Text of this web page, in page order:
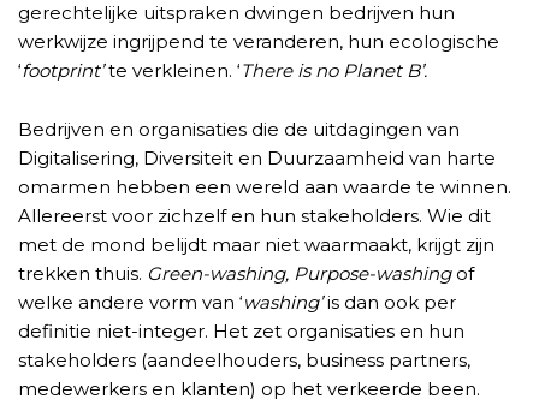
gerechtelijke uitspraken dwingen bedrijven hun
werkwijze ingrijpend te veranderen, hun ecologische
‘footprint’te verkleinen. ‘There is no Planet B’.
Bedrijven en organisaties die de uitdagingen van
Digitalisering, Diversiteit en Duurzaamheid van harte
omarmen hebben een wereld aan waarde te winnen.
Allereerst voor zichzelf en hun stakeholders. Wie dit
met de mond belijdt maar niet waarmaakt, krijgt zijn
trekken thuis. Green-washing, Purpose-washingof
welke andere vorm van ‘washing’is dan ook per
definitie niet-integer. Het zet organisaties en hun
stakeholders (aandeelhouders, business partners,
medewerkers en klanten) op het verkeerde been.